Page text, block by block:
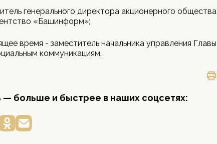
генерального директора акционерного общества
«Башинформ»;
время - заместитель начальника управления Главы
коммуникациям.
— больше и быстрее в наших соцсетях: